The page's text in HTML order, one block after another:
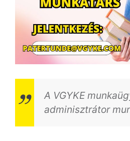
A VGYKE
adminisztrátor